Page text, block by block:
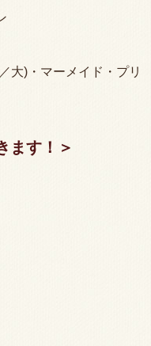
大)・マーメイド・プリ
ます！＞